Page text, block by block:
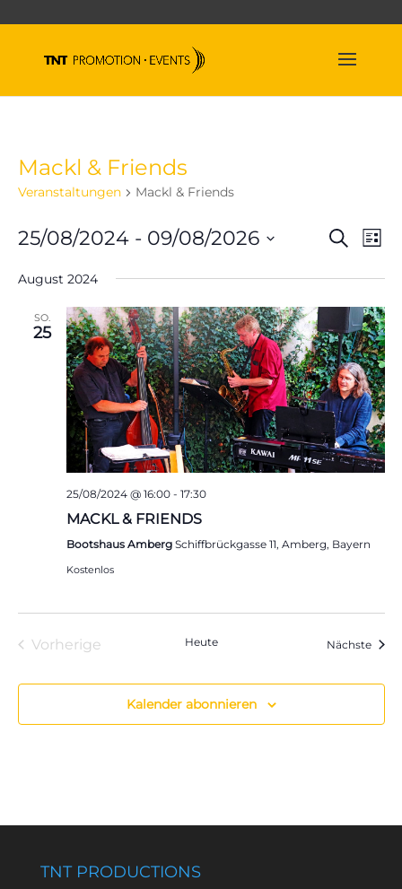
Mackl & Friends
Veranstaltungen Mackl & Friends
und
Suche
Liste
25/08/2024 - 09/08/2026
wählen.
August 2024
SO.
25
25/08/2024 @ 16:00- 17:30
MACKL & FRIENDS
Bootshaus Amberg Schiffbrückgasse 11, Amberg, Bayern
Kostenlos
Vorherige
Heute Nächste
Kalender abonnieren
TNT PRODUCTIONS